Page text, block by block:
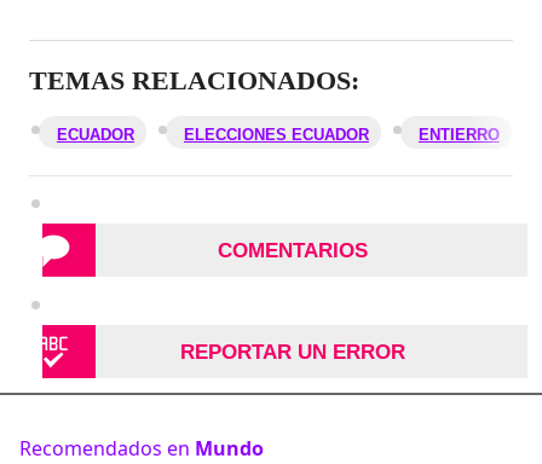
TEMAS RELACIONADOS:
ECUADOR ELECCIONES ECUADOR ENTIERRO
COMENTARIOS
REPORTAR UN ERROR
Recomendados en Mundo